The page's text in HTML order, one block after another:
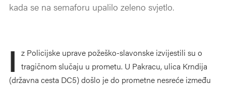
kada se na semaforu upalilo zeleno svjetlo.
I z Policijske uprave požeško-slavonske izvijestili su o
tragičnom slučaju u prometu. U Pakracu, ulica Krndija
(državna cesta DC5) došlo je do prometne nesreće između